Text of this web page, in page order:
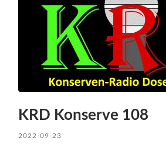
KRD Konserve 108
2022-09-23